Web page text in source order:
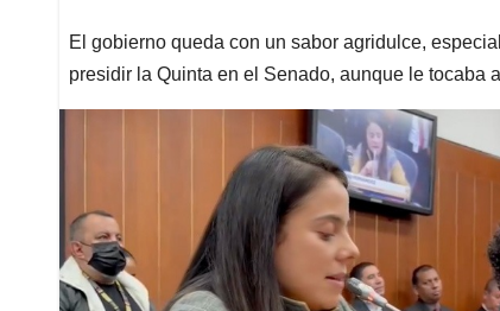
El gobierno queda con un sabor agridulce,
presidir la Quinta en el Senado, aunque le tocaba